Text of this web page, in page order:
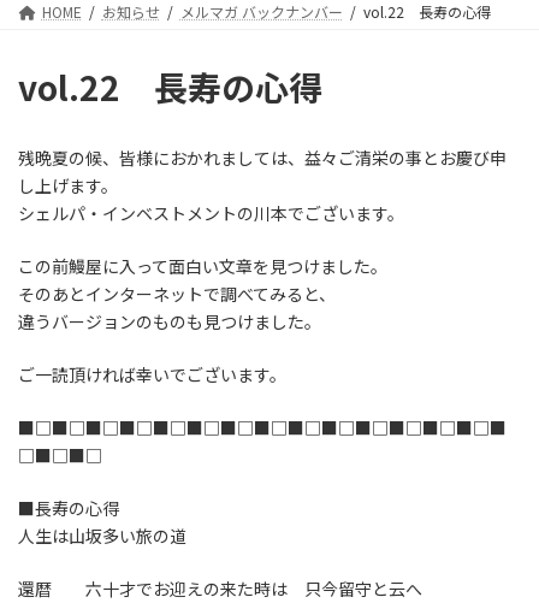
HOME お知らせ メルマガ バックナンバー vol.22 長寿の心得
vol.22 長寿の心得
残晩夏の候、皆様におかれましては、益々ご清栄の事とお慶び申
し上げます。
シェルパ・インベストメントの川本でございます。
この前鰻屋に入って面白い文章を見つけました。
そのあとインターネットで調べてみると、
違うバージョンのものも見つけました。
ご一読頂ければ幸いでございます。
■□■□■□■□■□■□■□■□■□■□■□■□■□■□■
□■□■□
■長寿の心得
人生は山坂多い旅の道
還暦 六十才でお迎えの来た時は 只今留守と云へ